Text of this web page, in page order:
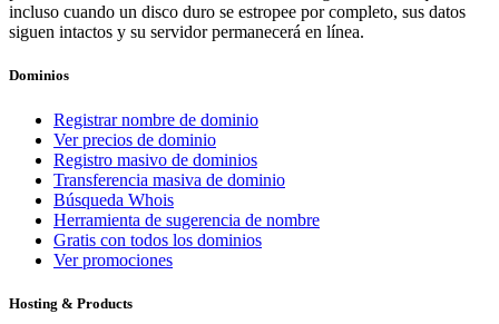
incluso cuando un disco duro se estropee por completo, sus datos
siguen intactos y su servidor permanecerá en línea.
Dominios
Registrar nombre de dominio
Ver precios de dominio
Registro masivo de dominios
Transferencia masiva de dominio
Búsqueda Whois
Herramienta de sugerencia de nombre
Gratis con todos los dominios
Ver promociones
Hosting & Products